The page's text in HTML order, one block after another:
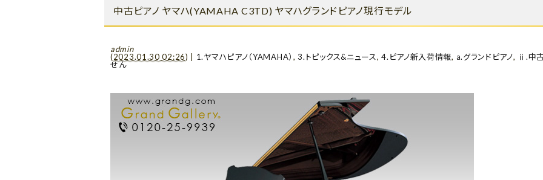
新品ピアノ
コンサートグランドピアノ DIAPASON
もっとみる
中古ピアノ ヤマハ(YAMAHA C3TD) ヤマハグランドピアノ現行モデル
admin
(2023.01.30 02:26) 1.ヤマハピアノ（YAMAHA） ,3.トピックス&ニュース,4.ピアノ新入荷情報, a.グランドピアノ, ⅱ.中
せん